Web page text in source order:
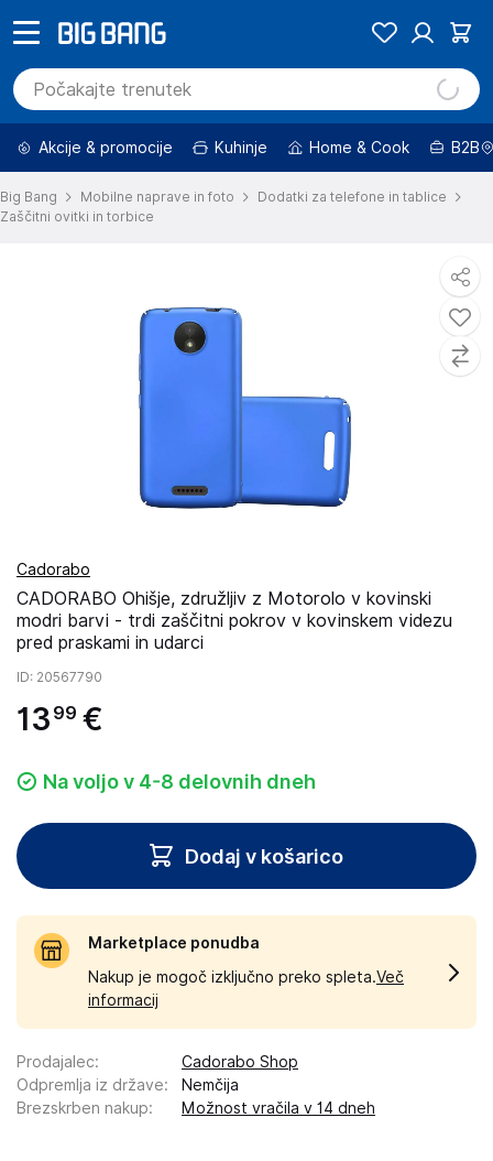
Akcije & promocije Kuhinje Home & Cook B2B
Big Bang Mobilne naprave in foto
Dodatki za telefone in tablice
Zaščitni ovitki in torbice
Cadorabo
CADORABO Ohišje, združljiv z Motorolo v kovinski
modri barvi - trdi zaščitni pokrov v kovinskem videzu
pred praskami in udarci
ID: 20567790
13 99 €
Na voljo v 4-8 delovnih dneh
Dodaj v košarico
Marketplace ponudba
Nakup je mogoč izključno preko spleta.Več
informacij
Prodajalec:
Cadorabo Shop
Odpremlja iz države:
Nemčija
Brezskrben nakup: Možnost vračila v 14 dneh